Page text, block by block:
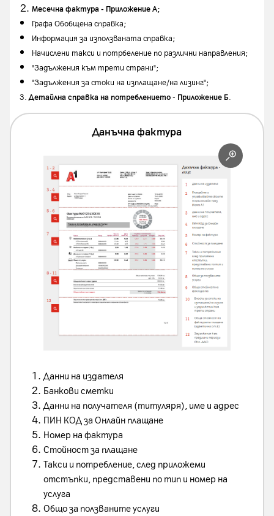
Месечна фактура - Приложение А;
Графа Обобщена справка;
Информация за използваната справка;
Начислени такси и потрбеление по различни направления;
"Задължения към трети страни";
"Задължения за стоки на изплащане/на лизинг";
3.Детайлна справка на потреблението- Приложение Б.
Данъчна фактура
Данни на издателя
Банкови сметки
Данни на получателя (титуляря), име и адрес
ПИН КОД за Онлайн плащане
Номер на фактура
Стойност за плащане
Такси и потребление, след приложеми
отстъпки, представени по тип и номер на
услуга
Общо за ползваните услуги